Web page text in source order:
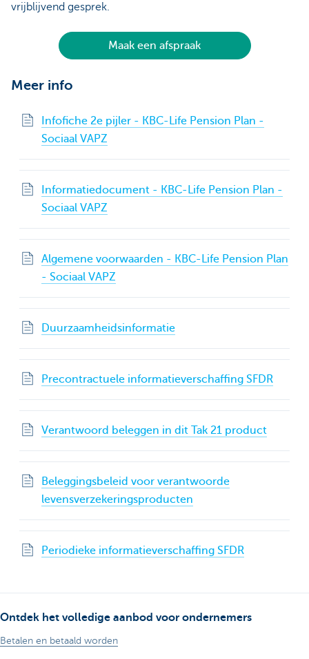
vrijblijvend gesprek.
Maak een afspraak
Meer info
Infofiche 2e pijler - KBC-Life Pension Plan -
Sociaal VAPZ
Informatiedocument - KBC-Life Pension Plan -
Sociaal VAPZ
Algemene voorwaarden - KBC-Life Pension Plan
- Sociaal VAPZ
Duurzaamheidsinformatie
Precontractuele informatieverschaffing SFDR
Verantwoord beleggen in dit Tak 21 product
Beleggingsbeleid voor verantwoorde
levensverzekeringsproducten
Periodieke informatieverschaffing SFDR
Ontdek het volledige aanbod voor ondernemers
Betalen en betaald worden